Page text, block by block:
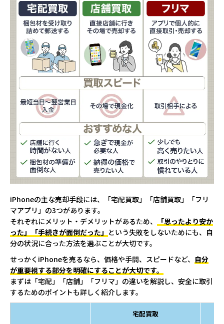
iPhoneの主な売却手段には、「宅配買取」「店舗買取」「フリ
マアプリ」の3つがあります。
それぞれにメリット・デメリットがあるため、
「思ったより安か
った」「手続きが面倒だった」 という失敗をしないためにも、自
分の状況に合った方法を選ぶことが大切です。
せっかくiPhoneを売るなら、価格や手間、スピードなど、 自分
が重要視する部分を明確にすることが大切です。
まずは「宅配」「店舗」「フリマ」の違いを解説し、安全に取引
するためのポイントも詳しく紹介します。
宅配買取